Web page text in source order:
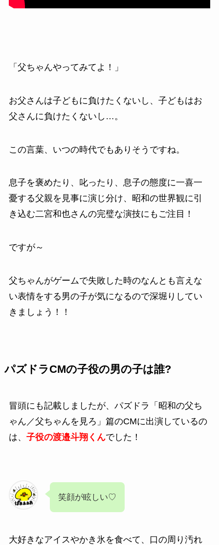
「父ちゃんやってみてよ！」
お父さんは子どもに負けたくないし、子どもはお
父さんに負けたくないし…。
この言葉、いつの時代でもありそうですね。
息子を褒めたり、叱ったり、息子の態度に一喜一
憂する父親を見事に演じ分け、昭和の世界観に引
き込む二宮和也さんの完璧な演技にもご注目！
ですが～
父ちゃんがゲームで失敗した時のなんとも言えな
い表情をする男の子が気になるので深堀りしてい
きましょう！！
パズドラCMの子役の男の子は誰?
冒頭にも記載しましたが、 パズドラ「昭和の父ち
ゃん／父ちゃんを見ろ」篇のCMに出演しているの
は、 子役の渡邉斗翔くんでした！
笑顔が眩しい♡
大好きなアイスやかき氷を食べて、口の周り汚れ